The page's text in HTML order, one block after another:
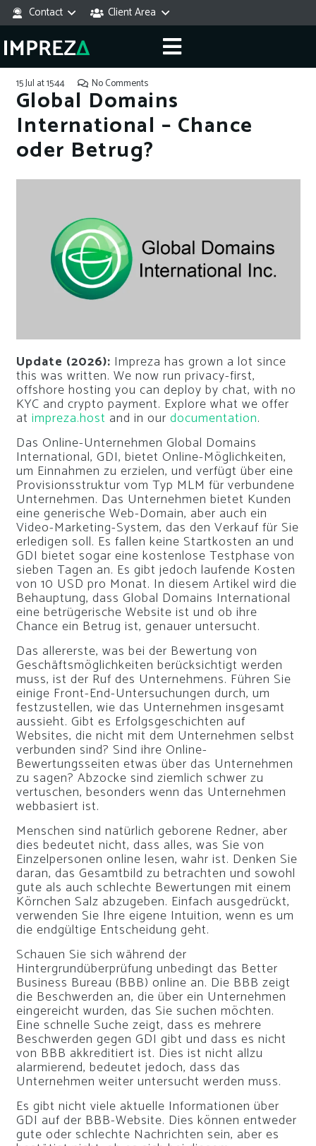
Contact Client Area
15 Jul at 15:44 No Comments
Global Domains
International – Chance
oder Betrug?
Update (2026): Impreza has grown a lot since
this was written. We now run privacy-first,
offshore hosting you can deploy by chat, with no
KYC and crypto payment. Explore what we offer
at impreza.host and in our documentation.
Das Online-Unternehmen Global Domains
International, GDI, bietet Online-Möglichkeiten,
um Einnahmen zu erzielen, und verfügt über eine
Provisionsstruktur vom Typ MLM für verbundene
Unternehmen. Das Unternehmen bietet Kunden
eine generische Web-Domain, aber auch ein
Video-Marketing-System, das den Verkauf für Sie
erledigen soll. Es fallen keine Startkosten an und
GDI bietet sogar eine kostenlose Testphase von
sieben Tagen an. Es gibt jedoch laufende Kosten
von 10 USD pro Monat. In diesem Artikel wird die
Behauptung, dass Global Domains International
eine betrügerische Website ist und ob ihre
Chance ein Betrug ist, genauer untersucht.
Das allererste, was bei der Bewertung von
Geschäftsmöglichkeiten berücksichtigt werden
muss, ist der Ruf des Unternehmens. Führen Sie
einige Front-End-Untersuchungen durch, um
festzustellen, wie das Unternehmen insgesamt
aussieht. Gibt es Erfolgsgeschichten auf
Websites, die nicht mit dem Unternehmen selbst
verbunden sind? Sind ihre Online-
Bewertungsseiten etwas über das Unternehmen
zu sagen? Abzocke sind ziemlich schwer zu
vertuschen, besonders wenn das Unternehmen
webbasiert ist.
Menschen sind natürlich geborene Redner, aber
dies bedeutet nicht, dass alles, was Sie von
Einzelpersonen online lesen, wahr ist. Denken Sie
daran, das Gesamtbild zu betrachten und sowohl
gute als auch schlechte Bewertungen mit einem
Körnchen Salz abzugeben. Einfach ausgedrückt,
verwenden Sie Ihre eigene Intuition, wenn es um
die endgültige Entscheidung geht.
Schauen Sie sich während der
Hintergrundüberprüfung unbedingt das Better
Business Bureau (BBB) ​​online an. Die BBB zeigt
die Beschwerden an, die über ein Unternehmen
eingereicht wurden, das Sie suchen möchten.
Eine schnelle Suche zeigt, dass es mehrere
Beschwerden gegen GDI gibt und dass es nicht
von BBB akkreditiert ist. Dies ist nicht allzu
alarmierend, bedeutet jedoch, dass das
Unternehmen weiter untersucht werden muss.
Es gibt nicht viele aktuelle Informationen über
GDI auf der BBB-Website. Dies können entweder
gute oder schlechte Nachrichten sein, aber es